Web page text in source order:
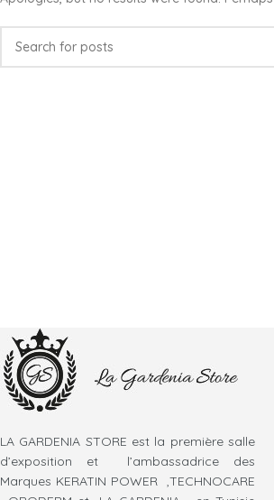
LA GARDENIA STORE est la première salle
d’exposition et l’ambassadrice des
Marques KERATIN POWER ,TECHNOCARE